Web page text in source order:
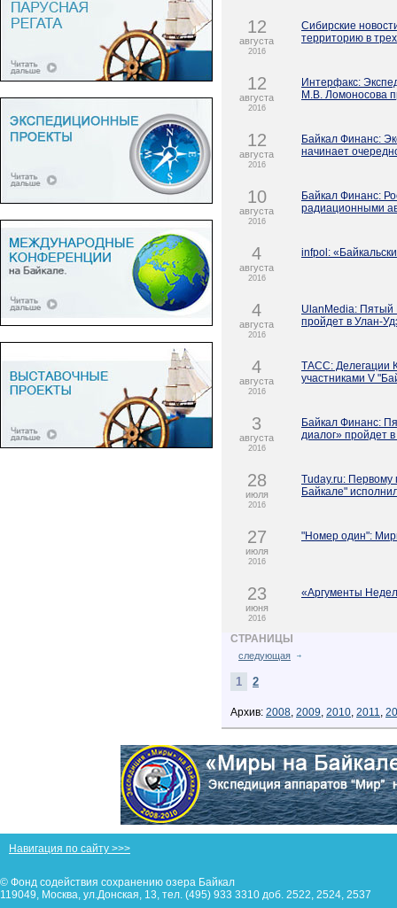
12
августа
2016
Сибирские
территорию в
12
августа
2016
Интерфакс:
М.В. Ломоносова
12
августа
2016
Байкал Финанс:
начинает
10
августа
2016
Байкал Финанс:
радиационными
4
августа
2016
infpol:
4
августа
2016
UlanMedia: Пятый
пройдет в Улан-
4
августа
2016
ТАСС: Делегации
участниками V
3
августа
2016
Байкал Финанс:
диалог» пройдет
28
июля
2016
Tuday.ru: Первому
Байкале"
27
июля
2016
"Номер один":
23
июня
2016
«Аргументы
СТРАНИЦЫ
следующая
1 2
Архив: 2008, 2009, 2010, 2011,
Навигация по сайту >>>
© Фонд содействия сохранению озера Байкал
119049, Москва, ул.Донская, 13, тел. (495) 933 3310 доб. 2522, 2524, 2537